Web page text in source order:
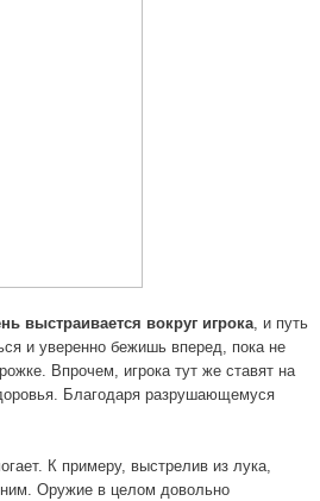
выстраивается вокруг игрока, и путь
и уверенно бежишь вперед, пока не
Впрочем, игрока тут же ставят на
Благодаря разрушающемуся
К примеру, выстрелив из лука,
ним. Оружие в целом довольно